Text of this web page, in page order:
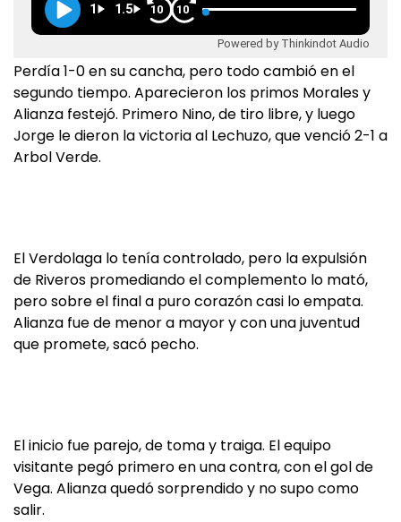
1 1.5 10 10
Powered by Thinkindot Audio
Perdía 1-0 en su cancha, pero todo cambió en el
segundo tiempo. Aparecieron los primos Morales y
Alianza festejó. Primero Nino, de tiro libre, y luego
Jorge le dieron la victoria al Lechuzo, que venció 2-1 a
Arbol Verde.
El Verdolaga lo tenía controlado, pero la expulsión
de Riveros promediando el complemento lo mató,
pero sobre el final a puro corazón casi lo empata.
Alianza fue de menor a mayor y con una juventud
que promete, sacó pecho.
El inicio fue parejo, de toma y traiga. El equipo
visitante pegó primero en una contra, con el gol de
Vega. Alianza quedó sorprendido y no supo como
salir.